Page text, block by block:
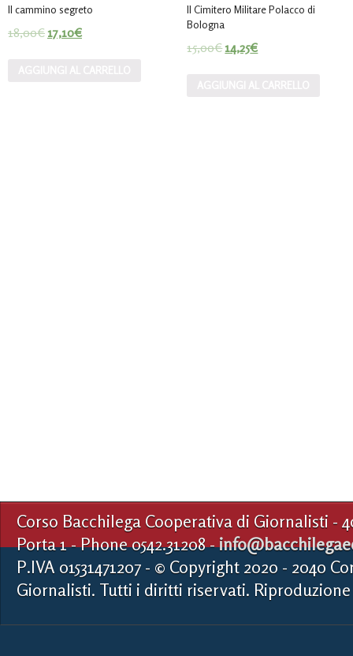
Il cammino segreto
18,00€17,10€
Il Cimitero Militare Polacco di
Bologna
15,00€14,25€
Corso Bacchilega Cooperativa di Giornalisti -
Porta 1 - Phone 0542.31208 -
P.IVA 01531471207 - © Copyright 2020 - 2040
Giornalisti. Tutti i diritti riservati.